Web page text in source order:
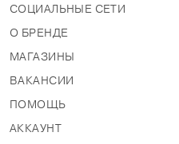
СОЦИАЛЬНЫЕ СЕТИ
О БРЕНДЕ
МАГАЗИНЫ
ВАКАНСИИ
ПОМОЩЬ
АККАУНТ